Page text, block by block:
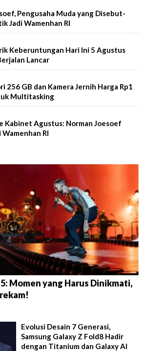
Pengusaha Muda yang Disebut-
Jadi Wamenhan RI
Keberuntungan Hari Ini 5 Agustus
Lancar
256 GB dan Kamera Jernih Harga Rp1
Multitasking
Kabinet Agustus: Norman Joesoef
RI
Momen yang Harus Dinikmati,
Evolusi Desain 7 Generasi,
Samsung Galaxy Z Fold8 Hadir
dengan Titanium dan Galaxy AI